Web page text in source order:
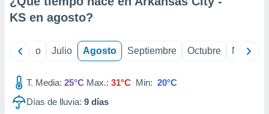
e
publicidad
KS en agosto?
Junio Julio Agosto Septiembre Octubre
T. Media: 25°C Max.: 31°C Min: 20°C
Días de lluvia: 9 días